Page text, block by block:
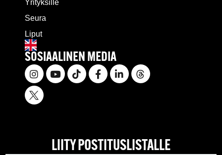
Yrityksille
Seura
Liput
SOSIAALINEN MEDIA
LIITY POSTITUSLISTALLE